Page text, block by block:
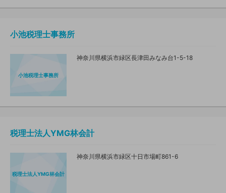
小池税理士事務所
小池税理士事務所
神奈川県横浜市緑区長津田みなみ台1-5-18
税理士法人YMG林会計
税理士法人YMG林会計
神奈川県横浜市緑区十日市場町861-6